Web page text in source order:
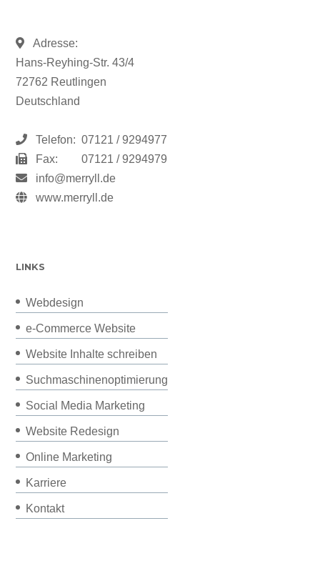
Adresse:
Hans-Reyhing-Str. 43/4
72762 Reutlingen
Deutschland
Telefon: 07121 / 9294977
Fax:
07121 / 9294979
info@merryll.de
www.merryll.de
LINKS
Webdesign
e-Commerce Website
Website Inhalte schreiben
Suchmaschinenoptimierung
Social Media Marketing
Website Redesign
Online Marketing
Karriere
Kontakt